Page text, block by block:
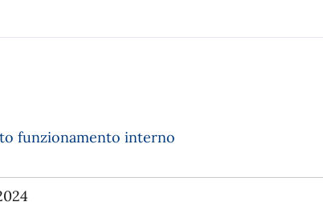
funzionamento interno